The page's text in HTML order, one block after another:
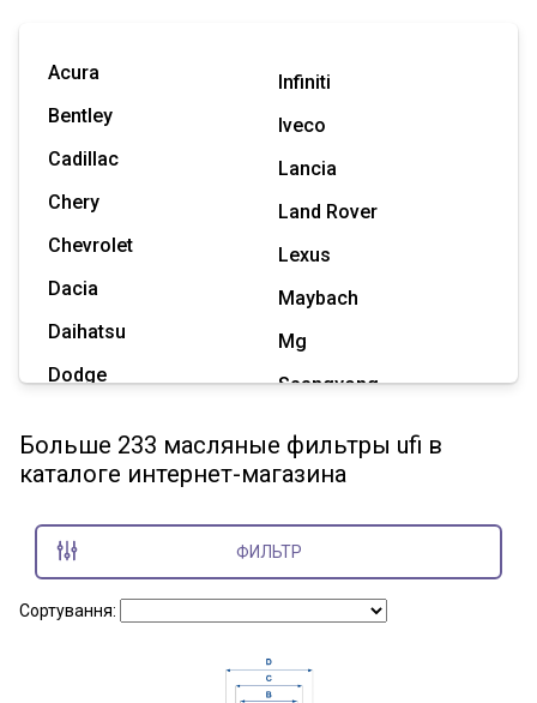
Acura
Bentley
Cadillac
Chery
Chevrolet
Dacia
Daihatsu
Dodge
Great Wall
Hummer
Infiniti
Iveco
Lancia
Land Rover
Lexus
Maybach
Mg
Ssangyong
Tesla
Показать все марки
Больше 233 масляные фильтры ufi в
каталоге интернет-магазина
ФИЛЬТР
Сортування: